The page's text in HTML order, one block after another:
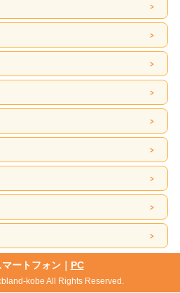
ートフォン｜ PC
kobe All Rights Reserved.